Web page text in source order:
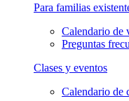
Para familias
Calendario de
Preguntas
Clases y eventos
Calendario de